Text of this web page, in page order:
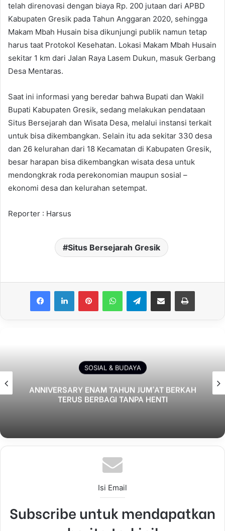
telah direnovasi dengan biaya Rp. 200 jutaan dari APBD
Kabupaten Gresik pada Tahun Anggaran 2020, sehingga
Makam Mbah Husain bisa dikunjungi publik namun tetap
harus taat Protokol Kesehatan. Lokasi Makam Mbah Husain
sekitar 1 km dari Jalan Raya Lasem Dukun, masuk Gerbang
Desa Mentaras.
Saat ini informasi yang beredar bahwa Bupati dan Wakil
Bupati Kabupaten Gresik, sedang melakukan pendataan
Situs Bersejarah dan Wisata Desa, melalui instansi terkait
untuk bisa dikembangkan. Selain itu ada sekitar 330 desa
dan 26 kelurahan dari 18 Kecamatan di Kabupaten Gresik,
besar harapan bisa dikembangkan wisata desa untuk
mendongkrak roda perekonomian maupun sosial –
ekonomi desa dan kelurahan setempat.
Reporter : Harsus
Situs Bersejarah Gresik
Telegram
Darul Ulum Berlangsung Meriah, Jadi
Momentum Menanamkan Nilai Islam di
Isi Email
Subscribe untuk mendapatkan